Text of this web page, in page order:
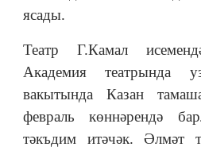
ясады.
Театр Г.Камал
Академия театрында
вакытында Казан
февраль көннәрендә
тәкъдим итәчәк. Әлмәт